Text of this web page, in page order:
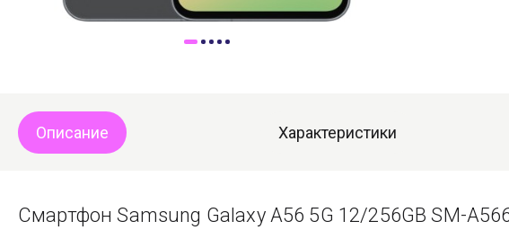
Описание Характеристики
Смартфон Samsung Galaxy A56 5G 12/256GB SM-